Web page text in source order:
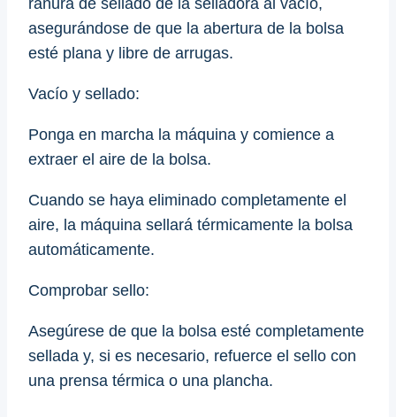
asegurándose de que la abertura de la bolsa
esté plana y libre de arrugas.
Vacío y sellado:
Ponga en marcha la máquina y comience a
extraer el aire de la bolsa.
Cuando se haya eliminado completamente el
aire, la máquina sellará térmicamente la bolsa
automáticamente.
Comprobar sello:
Asegúrese de que la bolsa esté completamente
sellada y, si es necesario, refuerce el sello con
una prensa térmica o una plancha.